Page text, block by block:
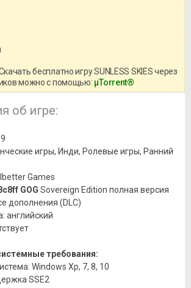
бесплатно игру SUNLESS SKIES через
можно с помощью: μTorrent®
об игре:
игры, Инди, Ролевые игры, Ранний
Games
GOG Sovereign Edition полная версия
дополнения (DLC)
английский
требования:
Windows Xp, 7, 8, 10
SSE2